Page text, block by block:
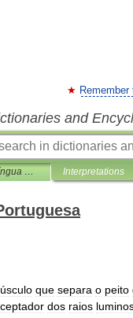
and
Dicionário da Língua Portuguesa Interpretations
que separa o peito
dos raios